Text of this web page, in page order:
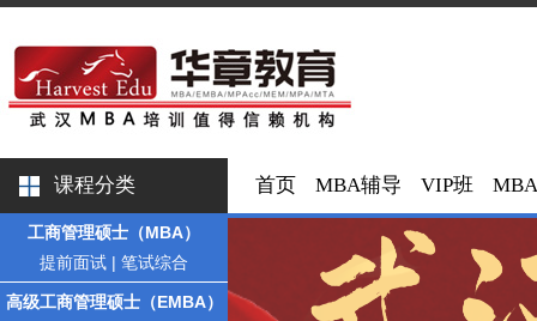
课程分类
工商管理硕士（MBA）
提前面试 | 笔试综合
高级工商管理硕士（EMBA）
首页 MBA辅导 VIP班